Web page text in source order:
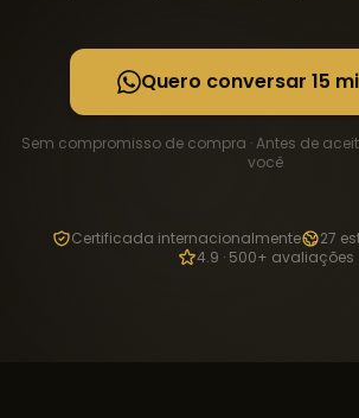
Quero conversar 15
Sem compromisso de compra · Antes de
você
Certificada internacionalmente
27
4.9 · 500+ avaliações